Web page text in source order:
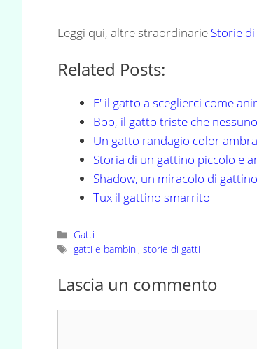
Leggi qui, altre straordinarie Storie
Related Posts:
E' il gatto a sceglierci come
Boo, il gatto triste che
Un gatto randagio color ambra
Storia di un gattino piccolo e
Shadow, un miracolo di gattino
Tux il gattino smarrito
Categorie
Gatti
Tag
gatti e bambini,storie di gatti
Lascia un commento